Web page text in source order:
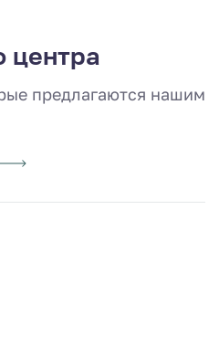
центра
предлагаются нашим